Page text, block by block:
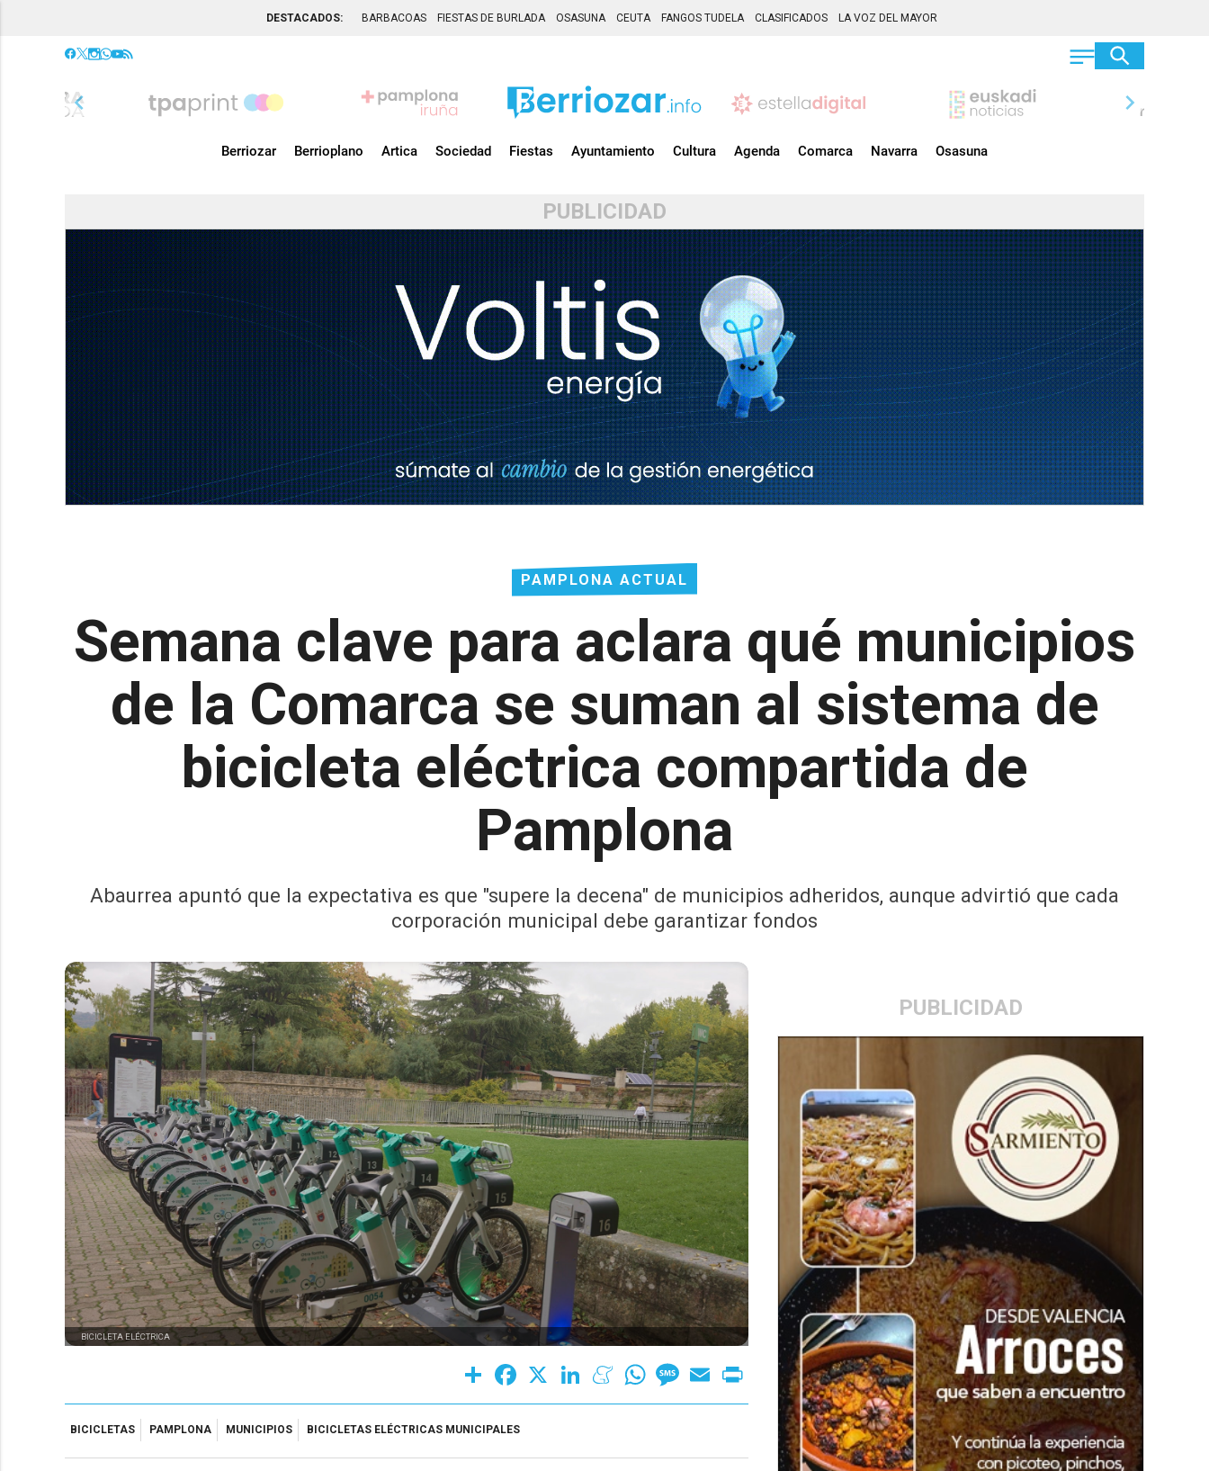
DESTACADOS: BARBACOAS FIESTAS DE BURLADA OSASUNA CEUTA FANGOS TUDELA CLASIFICADOS LA VOZ DEL MAYOR
chevron_left chevron_right
Berriozar Berrioplano Artica Sociedad Fiestas Ayuntamiento Cultura Agenda Comarca Navarra Osasuna
PUBLICIDAD
PAMPLONA ACTUAL
Semana clave para aclara qué municipios
de la Comarca se suman al sistema de
bicicleta eléctrica compartida de
Pamplona
Abaurrea apuntó que la expectativa es que "supere la decena" de municipios adheridos, aunque advirtió que cada
corporación municipal debe garantizar fondos
PUBLICIDAD
BICICLETA ELÉCTRICA
Share Facebook LinkedInMeneameWhatsAppMessage
Email
BICICLETAS PAMPLONA MUNICIPIOS BICICLETAS ELÉCTRICAS MUNICIPALES